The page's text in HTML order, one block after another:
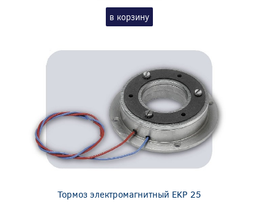
в корзину
Тормоз электромагнитный EKP 25